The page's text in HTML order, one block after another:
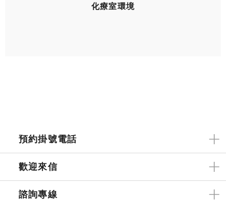
化療室環境
預約掛號電話
歡迎來信
諮詢專線